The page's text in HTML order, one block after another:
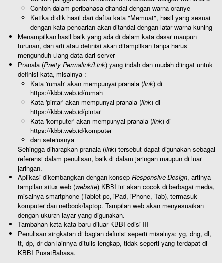
Contoh dalam peribahasa ditandai dengan warna oranye
Ketika diklik hasil dari daftar kata "Memuat", hasil yang sesuai
dengan kata pencarian akan ditandai dengan latar warna kuning
Menampilkan hasil baik yang ada di dalam kata dasar maupun
turunan, dan arti atau definisi akan ditampilkan tanpa harus
mengunduh ulang data dari server
Pranala (Pretty Permalink/Link) yang indah dan mudah diingat untuk
definisi kata, misalnya :
Kata 'rumah' akan mempunyai pranala (link) di
https://kbbi.web.id/rumah
Kata 'pintar' akan mempunyai pranala (link) di
https://kbbi.web.id/pintar
Kata 'komputer' akan mempunyai pranala (link) di
https://kbbi.web.id/komputer
dan seterusnya
Sehingga diharapkan pranala (link) tersebut dapat digunakan sebagai
referensi dalam penulisan, baik di dalam jaringan maupun di luar
jaringan.
Aplikasi dikembangkan dengan konsep Responsive Design, artinya
tampilan situs web (website) KBBI ini akan cocok di berbagai media,
misalnya smartphone (Tablet pc, iPad, iPhone, Tab), termasuk
komputer dan netbook/laptop. Tampilan web akan menyesuaikan
dengan ukuran layar yang digunakan.
Tambahan kata-kata baru diluar KBBI edisi III
Penulisan singkatan di bagian definisi seperti misalnya: yg, dng, dl,
tt, dp, dr dan lainnya ditulis lengkap, tidak seperti yang terdapat di
KBBI PusatBahasa.